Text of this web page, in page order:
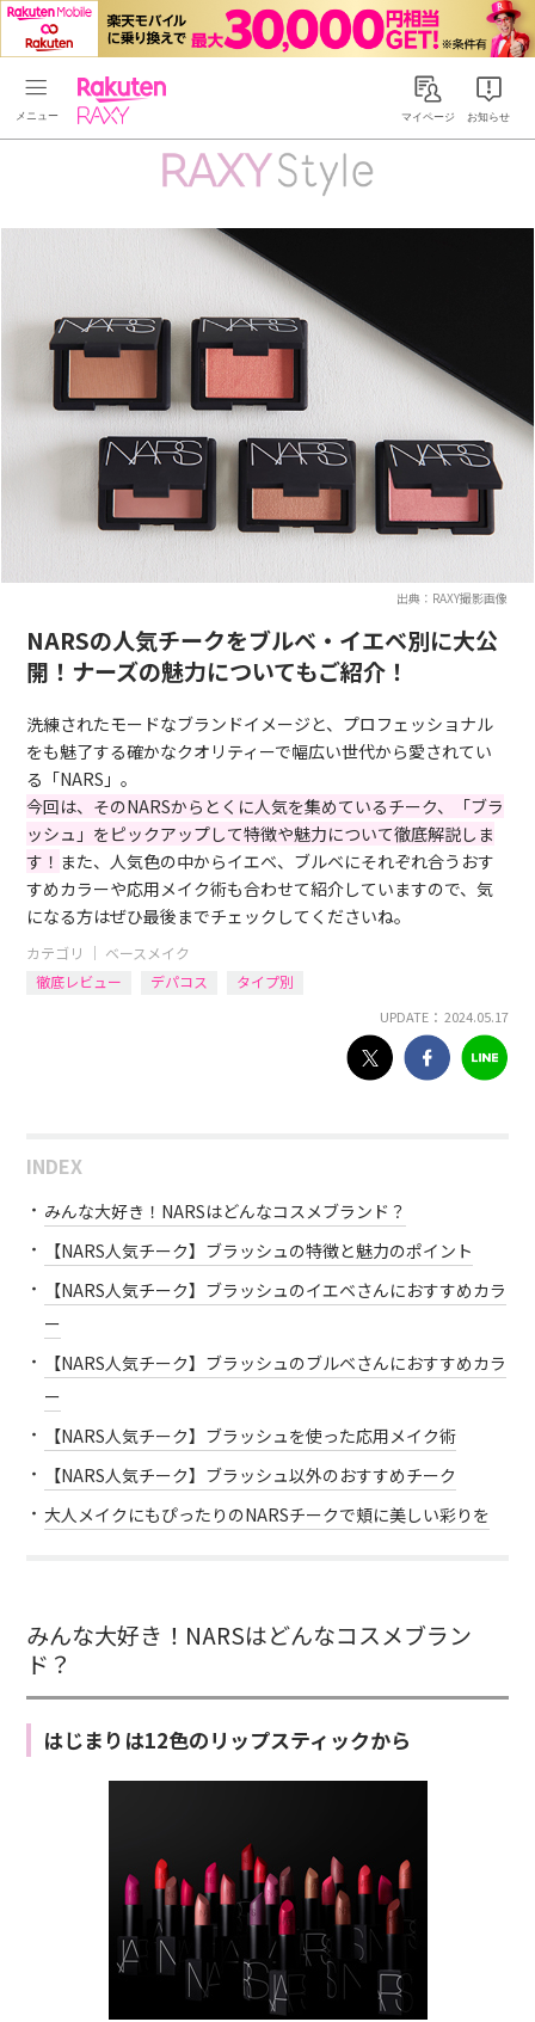
Rakuten RAXYマイページ お知らせ
出典：RAXY撮影画像
NARSの人気チークをブルベ・イエベ別に大公
開！ナーズの魅力についてもご紹介！
洗練されたモードなブランドイメージと、プロフェッショナル
をも魅了する確かなクオリティーで幅広い世代から愛されてい
る「NARS」。
今回は、そのNARSからとくに人気を集めているチーク、「ブラ
ッシュ」をピックアップして特徴や魅力について徹底解説しま
す！ また、人気色の中からイエベ、ブルベにそれぞれ合うおす
すめカラーや応用メイク術も合わせて紹介していますので、気
になる方はぜひ最後までチェックしてくださいね。
カテゴリ ｜ ベースメイク
徹底レビュー
デパコス タイプ別
UPDATE： 2024.05.17
INDEX
みんな大好き！NARSはどんなコスメブランド？
【NARS人気チーク】ブラッシュの特徴と魅力のポイント
【NARS人気チーク】ブラッシュのイエベさんにおすすめカラ
ー
【NARS人気チーク】ブラッシュのブルベさんにおすすめカラ
ー
【NARS人気チーク】ブラッシュを使った応用メイク術
【NARS人気チーク】ブラッシュ以外のおすすめチーク
大人メイクにもぴったりのNARSチークで頬に美しい彩りを
みんな大好き！NARSはどんなコスメブラン
ド？
はじまりは12色のリップスティックから